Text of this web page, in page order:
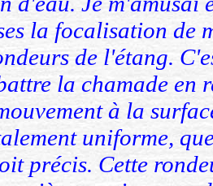
la focalisation de
de l'étang.
la chamade en
à la
uniforme,
précis. Cette